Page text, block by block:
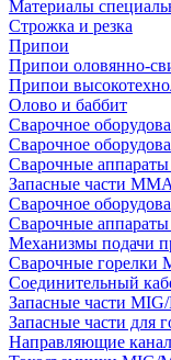
Материалы
Строжка и резка
Припои
Припои оловянно-
Припои
Олово и баббит
Сварочное
Сварочное
Сварочные
Запасные части MMA
Сварочное
Сварочные
Механизмы подачи
Сварочные горелки
Соединительный
Запасные части
Запасные части для
Направляющие